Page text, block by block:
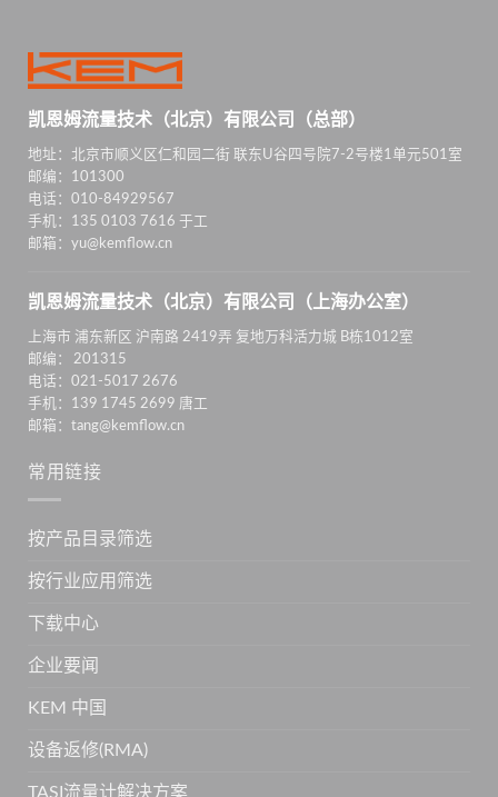
凯恩姆流量技术（北京）有限公司（总部）
地址：北京市顺义区仁和园二街 联东U谷四号院7-2号楼1单元501室
邮编：101300
电话：010-84929567
手机：135 0103 7616 于工
邮箱：yu@kemflow.cn
凯恩姆流量技术（北京）有限公司（上海办公室）
上海市 浦东新区 沪南路 2419弄 复地万科活力城 B栋1012室
邮编： 201315
电话：021-5017 2676
手机：139 1745 2699 唐工
邮箱：tang@kemflow.cn
常用链接
按产品目录筛选
按行业应用筛选
下载中心
企业要闻
KEM 中国
设备返修(RMA)
TASI流量计解决方案